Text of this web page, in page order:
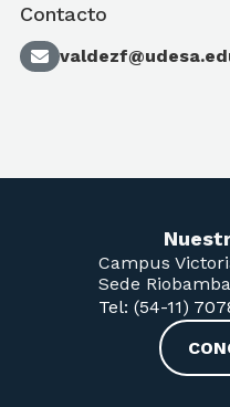
Contacto
Campus
Sede
Tel: (54-11)